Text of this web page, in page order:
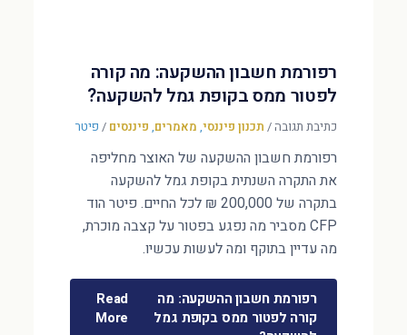
רפורמת חשבון ההשקעה: מה קורה
לפטור ממס בקופת גמל להשקעה?
כתיבת תגובה/ תכנון פיננסי, מאמרים, פיננסים / פיטר
רפורמת חשבון ההשקעה של האוצר מחליפה
את התקרה השנתית בקופת גמל להשקעה
בתקרה של 200,000 ₪ לכל החיים. פיטר הוד
CFP מסביר מה נפגע בפטור על קצבה מוכרת,
מה עדיין בתוקף ומה לעשות עכשיו.
רפורמת חשבון ההשקעה: מה
קורה לפטור ממס בקופת גמל
Read
More